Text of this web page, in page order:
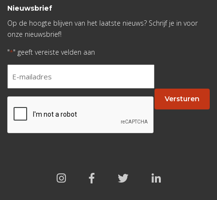
Nieuwsbrief
Op de hoogte blijven van het laatste nieuws? Schrijf je in voor
onze nieuwsbrief!
"*" geeft vereiste velden aan
* Versturen